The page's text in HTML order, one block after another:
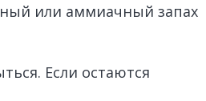
или аммиачный запах
Если остаются